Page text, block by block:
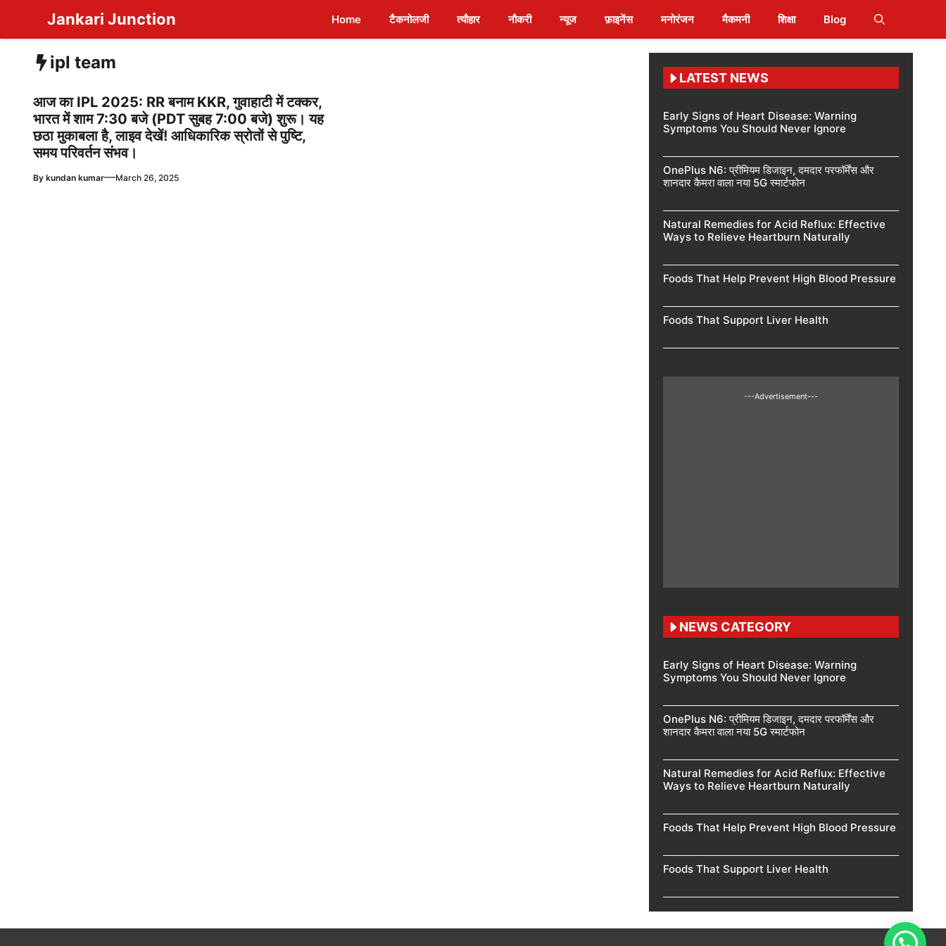
content
Jankari Junction Home टैकनोलजी त्यौहार नौकरी न्यूज फ़ाइनेंस मनोरंजन मैकमनी शिक्षा Blog
ipl team
आज का IPL 2025: RR बनाम KKR, गुवाहाटी में टक्कर,
भारत में शाम 7:30 बजे (PDT सुबह 7:00 बजे) शुरू। यह
छठा मुकाबला है, लाइव देखें! आधिकारिक स्रोतों से पुष्टि,
समय परिवर्तन संभव।
By kundan kumar—March 26, 2025
LATEST NEWS
Early Signs of Heart Disease: Warning
Symptoms You Should Never Ignore
OnePlus N6: प्रीमियम डिजाइन, दमदार परफॉर्मेंस और
शानदार कैमरा वाला नया 5G स्मार्टफोन
Natural Remedies for Acid Reflux: Effective
Ways to Relieve Heartburn Naturally
Foods That Help Prevent High Blood Pressure
Foods That Support Liver Health
---Advertisement---
NEWS CATEGORY
Early Signs of Heart Disease: Warning
Symptoms You Should Never Ignore
OnePlus N6: प्रीमियम डिजाइन, दमदार परफॉर्मेंस और
शानदार कैमरा वाला नया 5G स्मार्टफोन
Natural Remedies for Acid Reflux: Effective
Ways to Relieve Heartburn Naturally
Foods That Help Prevent High Blood Pressure
Foods That Support Liver Health